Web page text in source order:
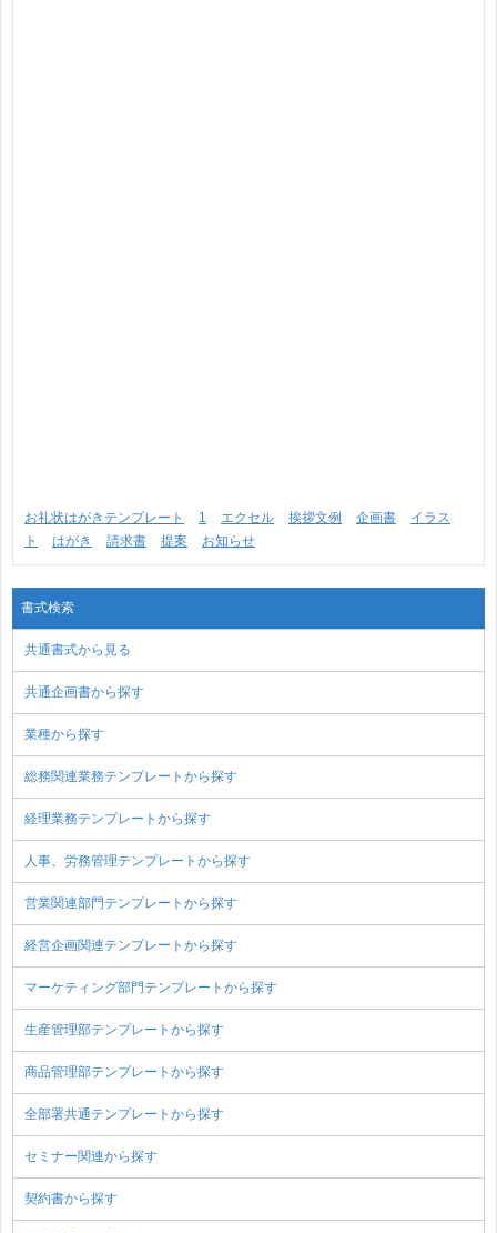
お礼状はがきテンプレート 1 エクセル 挨拶文例 企画書
イラス
ト
はがき 請求書 提案 お知らせ
書式検索
共通書式から見る
共通企画書から探す
業種から探す
総務関連業務テンプレートから探す
経理業務テンプレートから探す
人事、労務管理テンプレートから探す
営業関連部門テンプレートから探す
経営企画関連テンプレートから探す
マーケティング部門テンプレートから探す
生産管理部テンプレートから探す
商品管理部テンプレートから探す
全部署共通テンプレートから探す
セミナー関連から探す
契約書から探す